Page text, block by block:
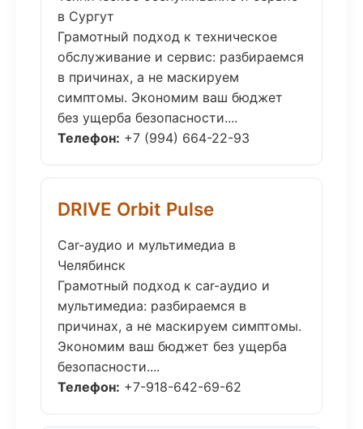
в Сургут
Грамотный подход к техническое
обслуживание и сервис: разбираемся
в причинах, а не маскируем
симптомы. Экономим ваш бюджет
без ущерба безопасности....
Телефон: +7 (994) 664-22-93
DRIVE Orbit Pulse
Car-аудио и мультимедиа в
Челябинск
Грамотный подход к car-аудио и
мультимедиа: разбираемся в
причинах, а не маскируем симптомы.
Экономим ваш бюджет без ущерба
безопасности....
Телефон: +7-918-642-69-62